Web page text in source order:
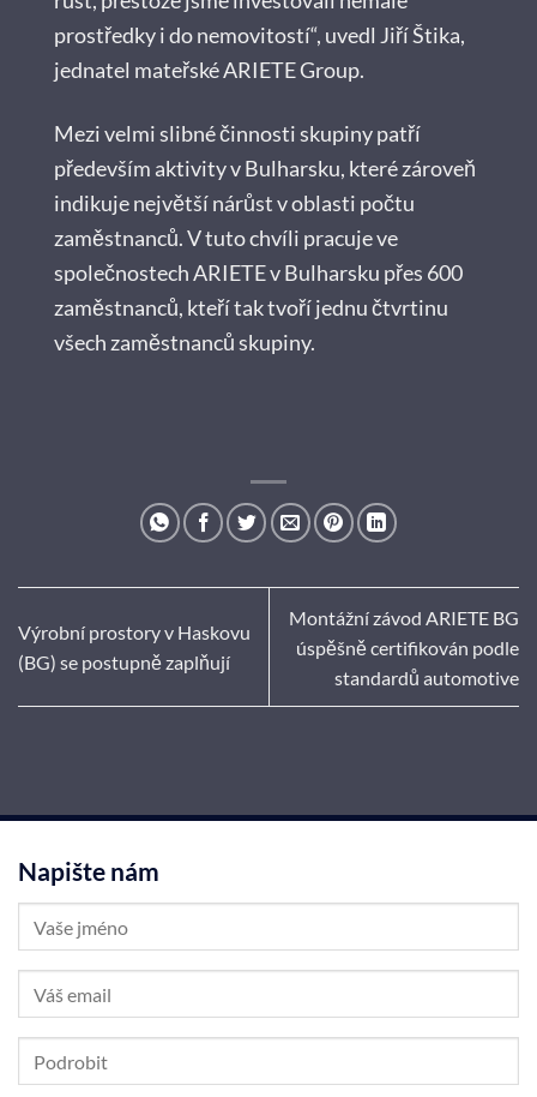
prostředky i do nemovitostí“, uvedl Jiří Štika,
jednatel mateřské ARIETE Group.
Mezi velmi slibné činnosti skupiny patří
především aktivity v Bulharsku, které zároveň
indikuje největší nárůst v oblasti počtu
zaměstnanců. V tuto chvíli pracuje ve
společnostech ARIETE v Bulharsku přes 600
zaměstnanců, kteří tak tvoří jednu čtvrtinu
všech zaměstnanců skupiny.
Výrobní prostory v Haskovu
(BG) se postupně zaplňují
Montážní závod ARIETE BG
úspěšně certifikován podle
standardů automotive
Napište nám